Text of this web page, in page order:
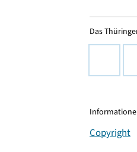
Das
Copyright